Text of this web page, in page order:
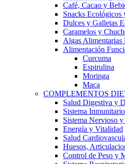
Café, Cacao y
Snacks Ecológicos
Dulces y Galletas
Caramelos y
Algas Alimentarias
Alimentación
Curcuma
Espirulina
Moringa
Maca
COMPLEMENTOS
Salud Digestiva y
Sistema
Sistema Nervioso
Energía y Vitalidad
Salud
Huesos,
Control de Peso y